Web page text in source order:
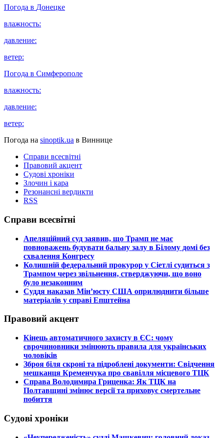
Погода в Донецке
влажность:
давление:
ветер:
Погода в Симферополе
влажность:
давление:
ветер:
Погода на sinoptik.ua в Виннице
Справи всесвітні
Правовий акцент
Судові хроніки
Злочин і кара
Резонансні вердикти
RSS
Справи всесвітні
​Апеляційний суд заявив, що Трамп не має
повноважень будувати бальну залу в Білому домі без
схвалення Конгресу
​Колишній федеральний прокурор у Сіетлі судиться з
Трампом через звільнення, стверджуючи, що воно
було незаконним
​Суддя наказав Мін’юсту США оприлюднити більше
матеріалів у справі Епштейна
Правовий акцент
​Кінець автоматичного захисту в ЄС: чому
єврочиновники змінюють правила для українських
чоловіків
​Зброя біля скроні та підроблені документи: Свідчення
мешканця Кременчука про свавілля місцевого ТЦК
​Справа Володимира Гриценка: Як ТЦК на
Полтавщині змінює версії та приховує смертельне
побиття
Судові хроніки